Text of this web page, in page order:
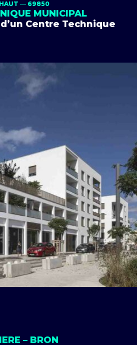
― 69850
MUNICIPAL
Centre Technique
– BRON